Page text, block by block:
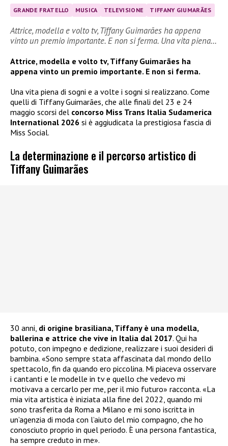
GRANDE FRATELLO MUSICA TELEVISIONE TIFFANY GIUMARÃES
Attrice, modella e volto tv, Tiffany Guimarães ha appena
vinto un premio importante. E non si ferma. Una vita piena…
Attrice, modella e volto tv, Tiffany Guimarães ha
appena vinto un premio importante. E non si ferma.
Una vita piena di sogni e a volte i sogni si realizzano. Come
quelli di Tiffany Guimarães, che alle finali del 23 e 24
maggio scorsi del concorso Miss Trans Italia Sudamerica
International 2026 si è aggiudicata la prestigiosa fascia di
Miss Social.
La determinazione e il percorso artistico di
Tiffany Guimarães
30 anni, di origine brasiliana, Tiffany è una modella,
ballerina e attrice che vive in Italia dal 2017. Qui ha
potuto, con impegno e dedizione, realizzare i suoi desideri di
bambina. «Sono sempre stata affascinata dal mondo dello
spettacolo, fin da quando ero piccolina. Mi piaceva osservare
i cantanti e le modelle in tv e quello che vedevo mi
motivava a cercarlo per me, per il mio futuro» racconta. «La
mia vita artistica è iniziata alla fine del 2022, quando mi
sono trasferita da Roma a Milano e mi sono iscritta in
un’agenzia di moda con l’aiuto del mio compagno, che ho
conosciuto proprio in quel periodo. È una persona fantastica,
ha sempre creduto in me».